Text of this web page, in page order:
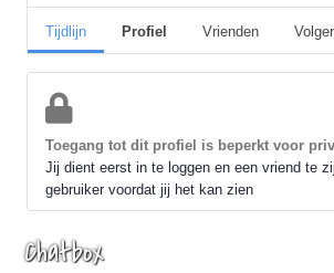
Tijdlijn Profiel Vrienden
Toegang tot dit profiel is beperkt voor
Jij dient eerst in te loggen en een vriend te
gebruiker voordat jij het kan zien
Chatbox